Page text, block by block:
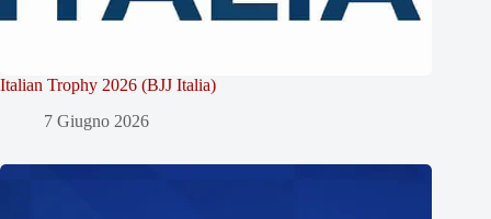
Italian Trophy 2026 (BJJ Italia)
7 Giugno 2026